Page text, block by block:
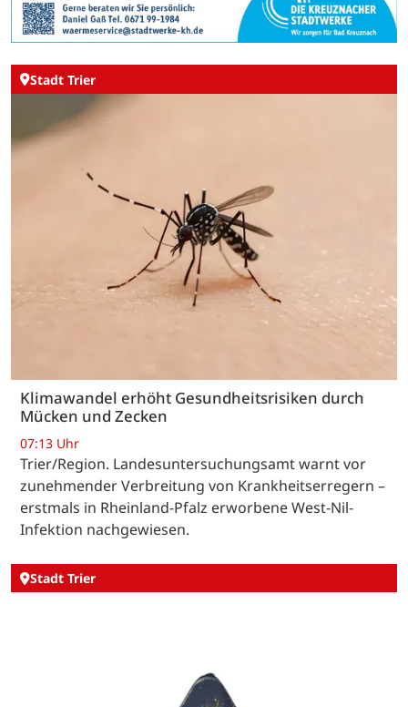
Stadt Trier
Klimawandel erhöht Gesundheitsrisiken durch
Mücken und Zecken
07:13 Uhr
Trier/Region. Landesuntersuchungsamt warnt vor
zunehmender Verbreitung von Krankheitserregern –
erstmals in Rheinland-Pfalz erworbene West-Nil-
Infektion nachgewiesen.
Stadt Trier